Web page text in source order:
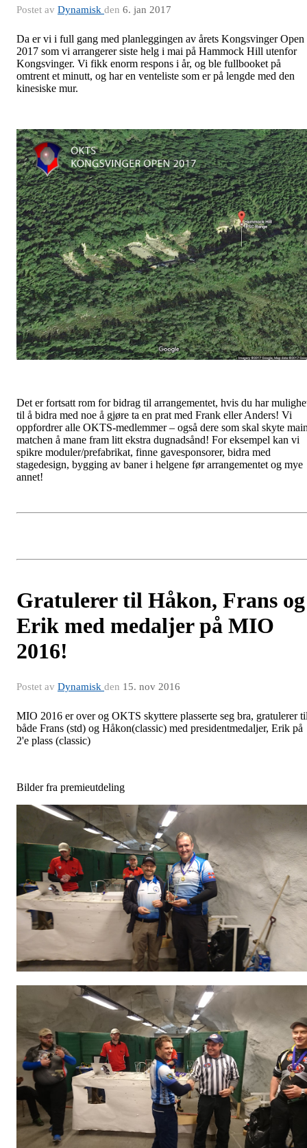
Postet av Dynamisk den 6. jan 2017
Da er vi i full gang med planleggingen av årets Kongsvinger Open
2017 som vi arrangerer siste helg i mai på Hammock Hill utenfor
Kongsvinger. Vi fikk enorm respons i år, og ble fullbooket på
omtrent et minutt, og har en venteliste som er på lengde med den
kinesiske mur.
Det er fortsatt rom for bidrag til arrangementet, hvis du har
til å bidra med noe å gjøre ta en prat med Frank eller Anders! Vi
oppfordrer alle OKTS-medlemmer – også dere som skal skyte
matchen å mane fram litt ekstra dugnadsånd! For eksempel kan vi
spikre moduler/prefabrikat, finne gavesponsorer, bidra med
stagedesign, bygging av baner i helgene før arrangementet og mye
annet!
Gratulerer til Håkon, Frans og
Erik med medaljer på MIO
2016!
Postet av Dynamisk den 15. nov 2016
MIO 2016 er over og OKTS skyttere plasserte seg bra, gratulerer
både Frans (std) og Håkon(classic) med presidentmedaljer, Erik på
2'e plass (classic)
Bilder fra premieutdeling